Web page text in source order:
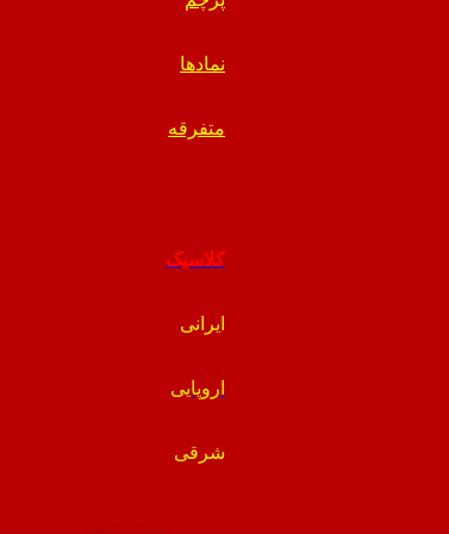
نمادها
متفرقه
کلاسیک
ایرانی
اروپایی
شرقی